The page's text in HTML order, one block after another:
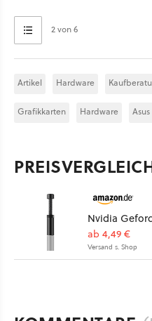
2 von 6
Artikel Hardware
Grafikkarten Hardware Asus
Nvidia
ab 4,49 €
Versand s. Shop